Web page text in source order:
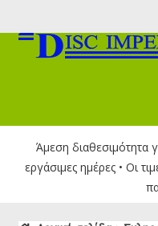
Απευθείας
μετάβαση
Μετάβαση
Άμεση διαθεσιμότητα
εργάσιμες ημέρες • Οι